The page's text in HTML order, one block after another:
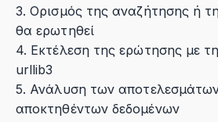
3. Ορισμός της αναζήτησης ή
θα ερωτηθεί
4. Εκτέλεση της ερώτησης με
urllib3
5. Ανάλυση των
αποκτηθέντων δεδομένων